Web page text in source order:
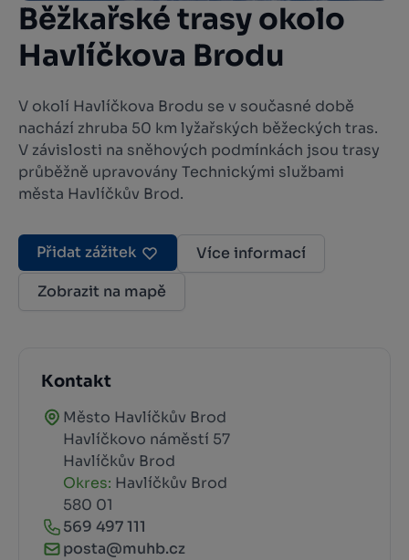
Běžkařské trasy okolo
Havlíčkova Brodu
V okolí Havlíčkova Brodu se v současné době
nachází zhruba 50 km lyžařských běžeckých tras.
V závislosti na sněhových podmínkách jsou trasy
průběžně upravovány Technickými službami
města Havlíčkův Brod.
Přidat zážitek
Více informací
Zobrazit na mapě
Kontakt
Město Havlíčkův Brod
Havlíčkovo náměstí 57
Havlíčkův Brod
Okres: Havlíčkův Brod
580 01
569 497 111
posta@muhb.cz